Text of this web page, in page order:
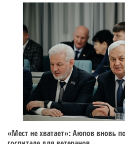
«Мест не хватает»: Аюпов вновь